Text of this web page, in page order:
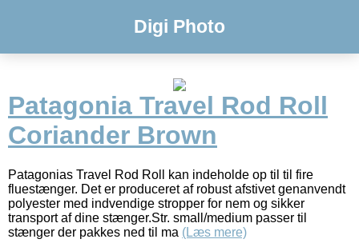
Digi Photo
Patagonia Travel Rod Roll
Coriander Brown
Patagonias Travel Rod Roll kan indeholde op til til fire
fluestænger. Det er produceret af robust afstivet genanvendt
polyester med indvendige stropper for nem og sikker
transport af dine stænger.Str. small/medium passer til
stænger der pakkes ned til ma (Læs mere)